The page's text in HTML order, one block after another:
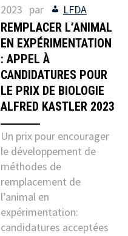
2023 par LFDA
REMPLACER L’ANIMAL
EN EXPÉRIMENTATION
: APPEL À
CANDIDATURES POUR
LE PRIX DE BIOLOGIE
ALFRED KASTLER 2023
Un prix pour encourager
le développement de
méthodes de
remplacement de
l’animal en
expérimentation:
candidatures acceptées